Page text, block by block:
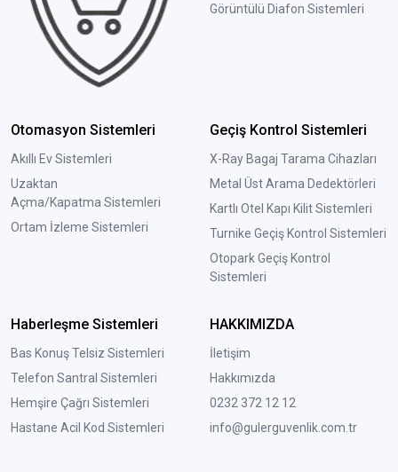
Görüntülü Diafon Sistemleri
Otomasyon Sistemleri
Akıllı Ev Sistemleri
Uzaktan
Açma/Kapatma Sistemleri
Ortam İzleme Sistemleri
Geçiş Kontrol Sistemleri
X-Ray Bagaj Tarama Cihazları
Metal Üst Arama Dedektörleri
Kartlı Otel Kapı Kilit Sistemleri
Turnike Geçiş Kontrol Sistemleri
Otopark Geçiş Kontrol
Sistemleri
Haberleşme Sistemleri
Bas Konuş Telsiz Sistemleri
Telefon Santral Sistemleri
Hemşire Çağrı Sistemleri
Hastane Acil Kod Sistemleri
HAKKIMIZDA
İletişim
Hakkımızda
0232 372 12 12
info@gulerguvenlik.com.tr